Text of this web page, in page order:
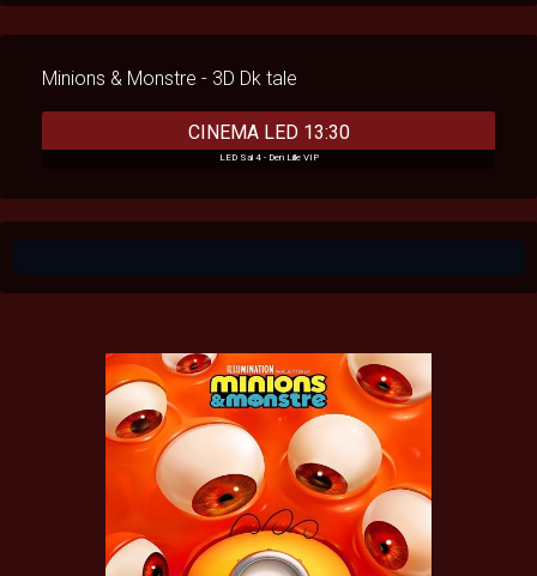
Minions & Monstre - 3D Dk tale
LED Sal 4 - Den Lille VIP
CINEMA LED 13:30